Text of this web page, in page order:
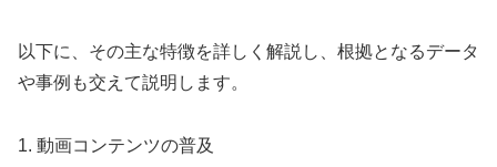
以下に、その主な特徴を詳しく解説し、根拠となるデータ
や事例も交えて説明します。
1. 動画コンテンツの普及